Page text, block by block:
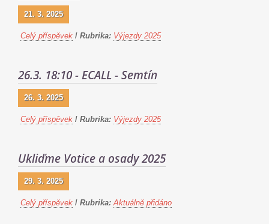
21. 3. 2025
Celý příspěvek / Rubrika: Výjezdy 2025
26.3. 18:10 - ECALL - Semtín
26. 3. 2025
Celý příspěvek / Rubrika: Výjezdy 2025
Ukliďme Votice a osady 2025
29. 3. 2025
Celý příspěvek / Rubrika: Aktuálně přidáno